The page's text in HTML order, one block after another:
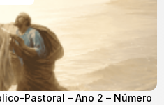
Pastoral – Ano 2 – Número